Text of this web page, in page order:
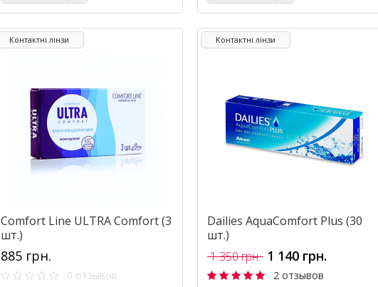
Контактні лінзи
Comfort Line ULTRA Comfort (3
шт.)
885 грн.
0 отзывов
Контактні лінзи
Dailies AquaComfort Plus (30
шт.)
1 350 грн. 1 140 грн.
2 отзывов